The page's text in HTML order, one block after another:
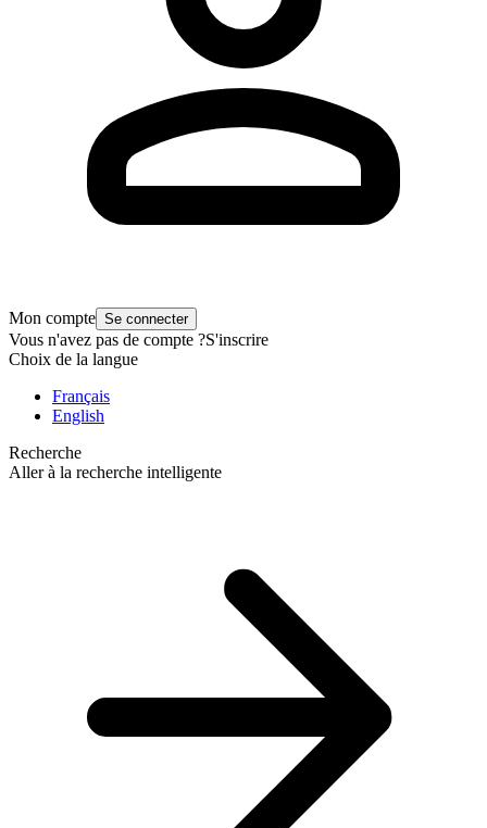
Mon compte Se connecter
Vous n'avez pas de compte ?S'inscrire
Choix de la langue
Français
English
Recherche
Aller à la recherche intelligente